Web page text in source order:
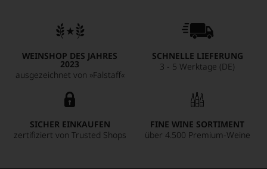
WEINSHOP DES JAHRES
2023
ausgezeichnet von »Falstaff«
SCHNELLE LIEFERUNG
3 - 5 Werktage (DE)
SICHER EINKAUFEN
zertifiziert von Trusted Shops
FINE WINE SORTIMENT
über 4.500 Premium-Weine